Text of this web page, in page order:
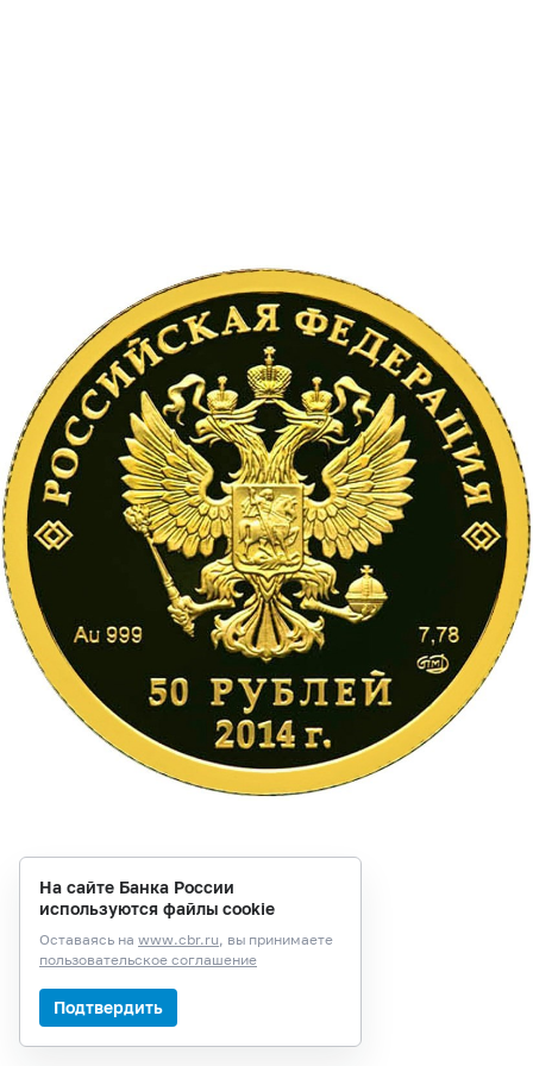
На сайте Банка России
используются файлы cookie
Оставаясь на www.cbr.ru, вы принимаете
пользовательское соглашение
Подтвердить